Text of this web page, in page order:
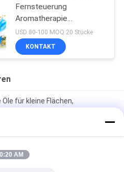
Fernsteuerung
Aromatherapie
Diffusoren
USD 80-100 MOQ:20 Stücke
KONTAKT
für kleine Flächen,
optionaler Öldiffusor,
mit
AM